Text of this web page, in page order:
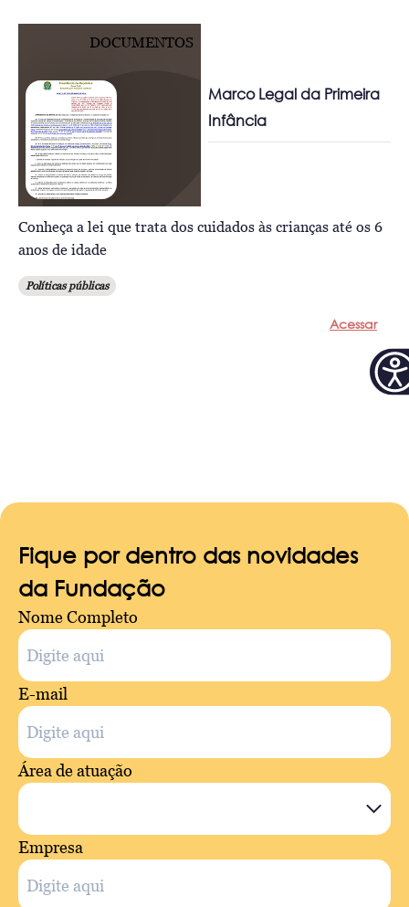
DOCUMENTOS
Marco Legal da Primeira
Infância
Conheça a lei que trata dos cuidados às crianças até os 6
anos de idade
Políticas públicas
Acessar
Fique por dentro das novidades
da Fundação
Nome Completo
E-mail
Área de atuação
Empresa